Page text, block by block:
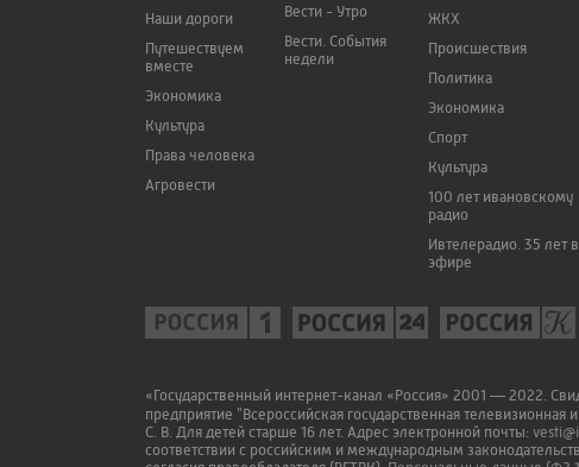
Наши дороги
Путешествуем
вместе
Экономика
Культура
Права человека
Агровести
Вести - Утро
Вести. События
недели
ЖКХ
Происшествия
Политика
Экономика
Спорт
Культура
100 лет ивановскому
радио
Ивтелерадио. 35 лет в
эфире
«Государственный интернет-канал «Россия» 2001 — 2022.
предприятие "Всероссийская государственная
С. В. Для детей старше 16 лет. Адрес электронной почты:
соответствии с российским и международным